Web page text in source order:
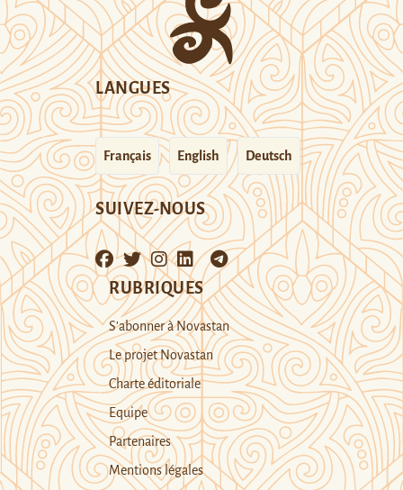
LANGUES
Français English Deutsch
SUIVEZ-NOUS
RUBRIQUES
S’abonner à Novastan
Le projet Novastan
Charte éditoriale
Equipe
Partenaires
Mentions légales